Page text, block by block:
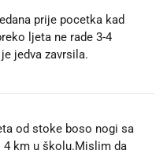
prije pocetka kad
ljeta ne rade 3-4
jedva zavrsila.
od stoke boso nogi sa
km u školu.Mislim da